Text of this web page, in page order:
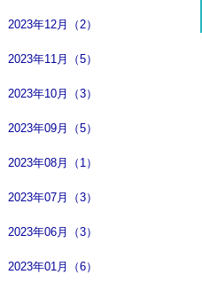
2023年12月（2）
2023年11月（5）
2023年10月（3）
2023年09月（5）
2023年08月（1）
2023年07月（3）
2023年06月（3）
2023年01月（6）